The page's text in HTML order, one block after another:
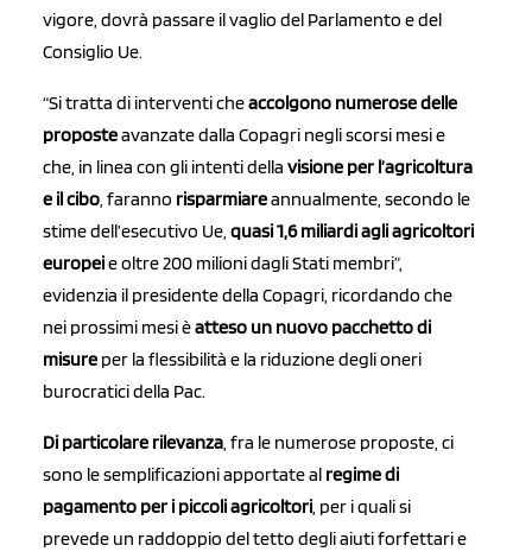
vigore, dovrà passare il vaglio del Parlamento e del
Consiglio Ue.
“Si tratta di interventi cheaccolgono numerose delle
proposteavanzate dalla Copagri negli scorsi mesi e
che, in linea con gli intenti della visione per l’agricoltura
e il cibo, faranno risparmiareannualmente, secondo le
stime dell’esecutivo Ue, quasi 1,6 miliardi agli agricoltori
europeie oltre 200 milioni dagli Stati membri”,
evidenzia il presidente della Copagri, ricordando che
nei prossimi mesi èatteso un nuovo pacchetto di
misure per la flessibilità e la riduzione degli oneri
burocratici della Pac.
Di particolare rilevanza, fra le numerose proposte, ci
sono le semplificazioni apportate al regime di
pagamento per i piccoli agricoltori, per i quali si
prevede un raddoppio del tetto degli aiuti forfettari e